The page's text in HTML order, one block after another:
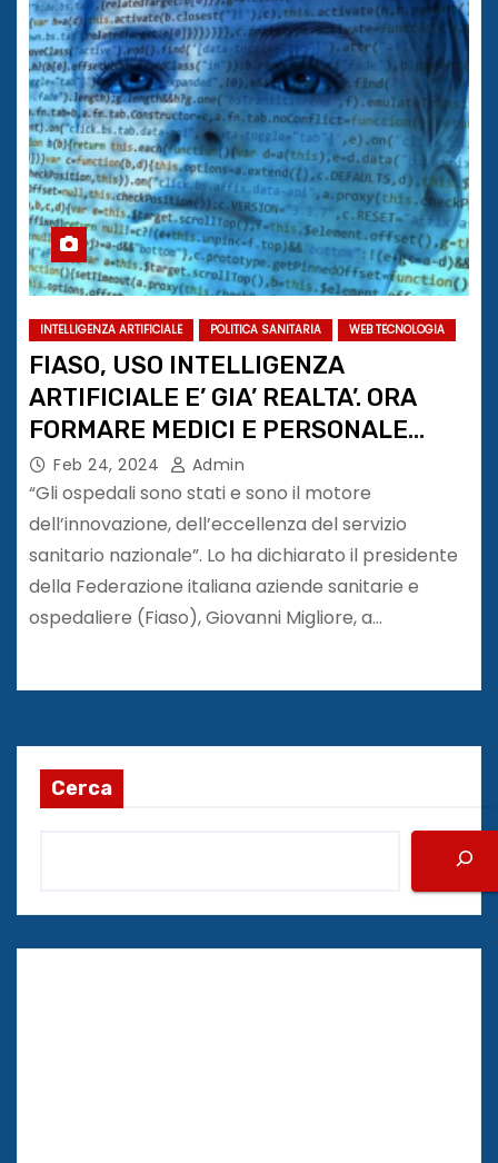
INTELLIGENZA ARTIFICIALE POLITICA SANITARIA WEB TECNOLOGIA
FIASO, USO INTELLIGENZA
ARTIFICIALE E’ GIA’ REALTA’. ORA
FORMARE MEDICI E PERSONALE
SANITARIO
Feb 24, 2024 Admin
“Gli ospedali sono stati e sono il motore
dell’innovazione, dell’eccellenza del servizio
sanitario nazionale”. Lo ha dichiarato il presidente
della Federazione italiana aziende sanitarie e
ospedaliere (Fiaso), Giovanni Migliore, a…
Cerca